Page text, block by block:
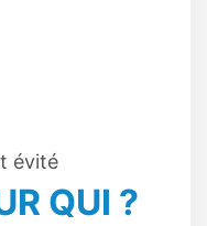
évité
QUI ?